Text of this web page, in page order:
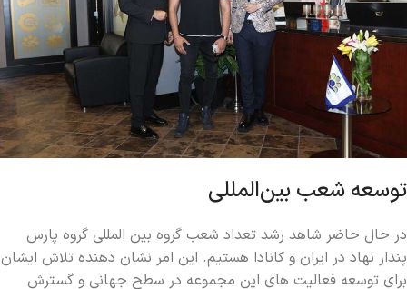
توسعه شعب بین‌المللی
در حال حاضر شاهد رشد تعداد شعب گروه بین ‌المللی گروه پارس
پندار نهاد در ایران و کانادا هستیم. این امر نشان‌ دهنده تلاش ایشان
برای توسعه فعالیت‌ های این مجموعه در سطح جهانی و گسترش